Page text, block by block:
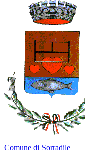
Comune di Sorradile